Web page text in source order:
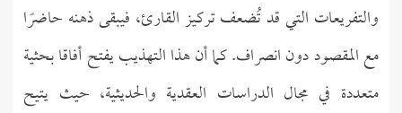
والتفريعات التي قد تُضعف تركيز القارئ، فيبقى ذهنه حاضرًا
مع المقصود دون انصراف. كما أن هذا التهذيب يفتح أفاقا بحثية
متعددة في مجال الدراسات العقدية والحديثية، حيث يتيح